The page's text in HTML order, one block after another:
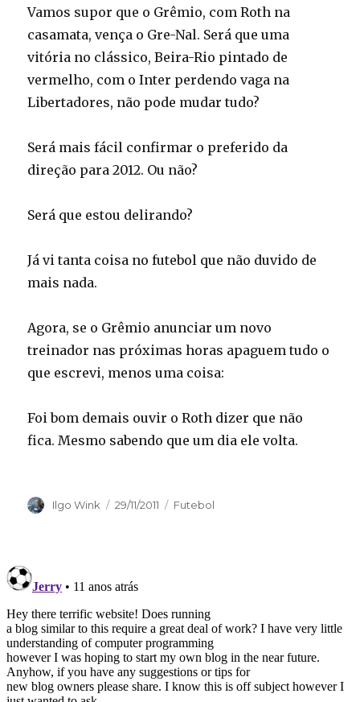
Vamos supor que o Grêmio, com Roth na
casamata, vença o Gre-Nal. Será que uma
vitória no clássico, Beira-Rio pintado de
vermelho, com o Inter perdendo vaga na
Libertadores, não pode mudar tudo?
Será mais fácil confirmar o preferido da
direção para 2012. Ou não?
Será que estou delirando?
Já vi tanta coisa no futebol que não duvido de
mais nada.
Agora, se o Grêmio anunciar um novo
treinador nas próximas horas apaguem tudo o
que escrevi, menos uma coisa:
Foi bom demais ouvir o Roth dizer que não
fica. Mesmo sabendo que um dia ele volta.
Autor
Ilgo Wink
Publicado
29/11/2011 Categorias
Futebol